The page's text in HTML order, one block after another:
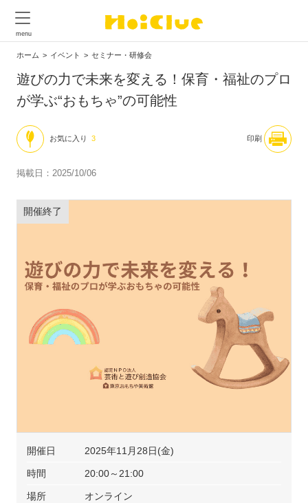
ホーム イベント セミナー・研修会
遊びの力で未来を変える！保育・福祉のプロ
が学ぶ“おもちゃ”の可能性
お気に入り 3 印刷
掲載日：2025/10/06
開催終了
開催日 2025年11月28日(金)
時間 20:00～21:00
場所 オンライン